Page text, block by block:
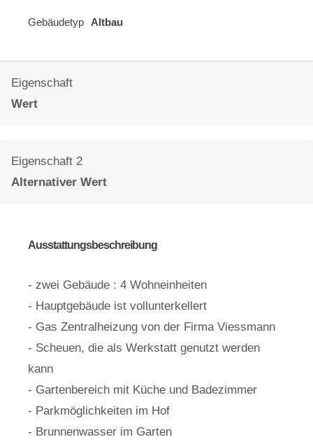
Gebäudetyp Altbau
Eigenschaft
Wert
Eigenschaft 2
Alternativer Wert
Ausstattungsbeschreibung
- zwei Gebäude : 4 Wohneinheiten
- Hauptgebäude ist vollunterkellert
- Gas Zentralheizung von der Firma Viessmann
- Scheuen, die als Werkstatt genutzt werden
kann
- Gartenbereich mit Küche und Badezimmer
- Parkmöglichkeiten im Hof
- Brunnenwasser im Garten